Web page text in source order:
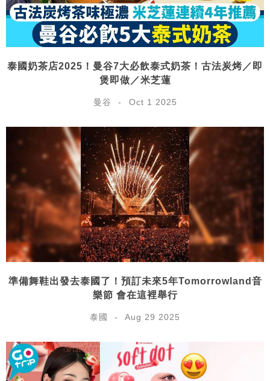
泰國奶茶店2025！曼谷7大必飲泰式奶茶！古法炭烤／即
煲即做／米芝蓮
曼谷 Oct 1 2025
準備舞鞋出發去泰國了！預訂未來5年Tomorrowland音
樂節 會在這裡舉行
泰國 Aug 29 2025